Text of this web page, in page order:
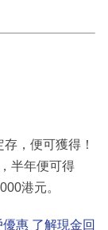
，便可獲得！
半年便可得
港元。
惠 了解現金回